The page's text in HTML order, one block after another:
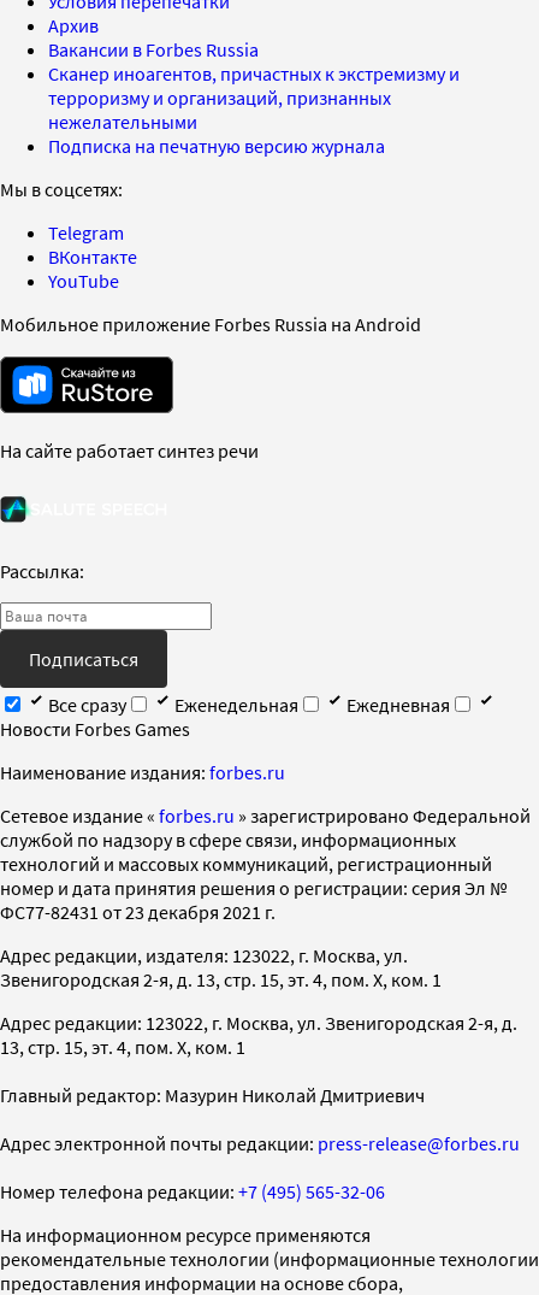
Архив
Вакансии в Forbes Russia
Сканер иноагентов, причастных к экстремизму и
терроризму и организаций, признанных
нежелательными
Подписка на печатную версию журнала
Мы в соцсетях:
Telegram
ВКонтакте
YouTube
Мобильное приложение Forbes Russia на Android
На сайте работает синтез речи
Рассылка:
Подписаться
Все сразу
Еженедельная
Ежедневная
Новости Forbes Games
Наименование издания: forbes.ru
Cетевое издание « forbes.ru » зарегистрировано Федеральной
службой по надзору в сфере связи, информационных
технологий и массовых коммуникаций, регистрационный
номер и дата принятия решения о регистрации: серия Эл №
ФС77-82431 от 23 декабря 2021 г.
Адрес редакции, издателя: 123022, г. Москва, ул.
Звенигородская 2-я, д. 13, стр. 15, эт. 4, пом. X, ком. 1
Адрес редакции: 123022, г. Москва, ул. Звенигородская 2-я, д.
13, стр. 15, эт. 4, пом. X, ком. 1
Главный редактор: Мазурин Николай Дмитриевич
Адрес электронной почты редакции: press-release@forbes.ru
Номер телефона редакции: +7 (495) 565-32-06
На информационном ресурсе применяются
рекомендательные технологии (информационные технологии
предоставления информации на основе сбора,